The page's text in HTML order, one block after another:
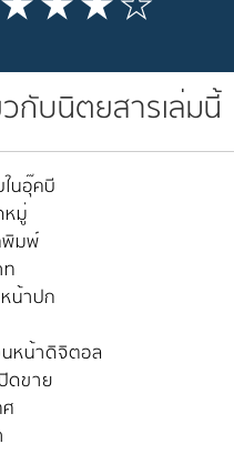
วกับนิตยสารเล่มนี้
นอุ๊คบี
มู่
มพ์
ท
น้าปก
หน้าดิจิตอล
ดขาย